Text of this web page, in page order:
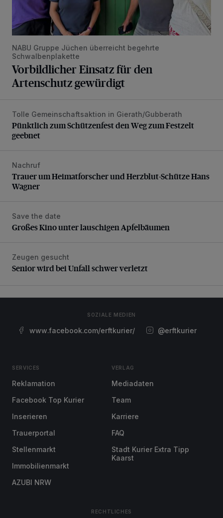
NABU Gruppe Jüchen überreicht begehrte
Schwalbenplakette
Vorbildlicher Einsatz für den
Artenschutz gewürdigt
Pünktlich zum Schützenfest den Weg zum Festzelt
Tolle Gemeinschaftsaktion in Gierath/Gubberath
Pünktlich zum Schützenfest den Weg zum Festzelt
geebnet
Trauer um Heimatforscher und Herzblut-Schütze Hans
Nachruf
Trauer um Heimatforscher und Herzblut-Schütze Hans
Wagner
Großes Kino unter lauschigen Apfelbäumen
Save the date
Großes Kino unter lauschigen Apfelbäumen
Senior wird bei Unfall schwer verletzt
Zeugen gesucht
Senior wird bei Unfall schwer verletzt
SOZIALE MEDIEN
www.facebook.com/erftkurier/ @erftkurier
SERVICES
Reklamation
Facebook Top Kurier
Inserieren
Trauerportal
Stellenmarkt
Immobilienmarkt
AZUBI NRW
VERLAG
Mediadaten
Team
Karriere
FAQ
Stadt Kurier Extra Tipp
Kaarst
RECHTLICHES